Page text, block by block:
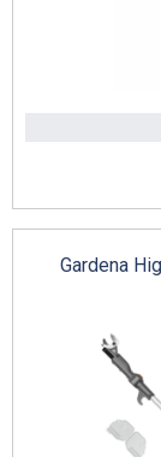
Gardena